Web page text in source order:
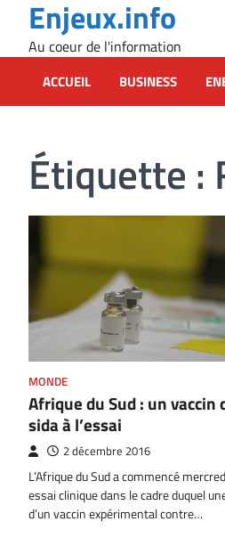
content
Enjeux.info
Au coeur de l'information
ACCUEIL BUSINESS
Étiquette :
MONDE
Afrique du Sud : un vaccin
sida à l’essai
2 décembre 2016
L’Afrique du Sud a commencé
essai clinique dans le cadre duquel
d’un vaccin expérimental contre…